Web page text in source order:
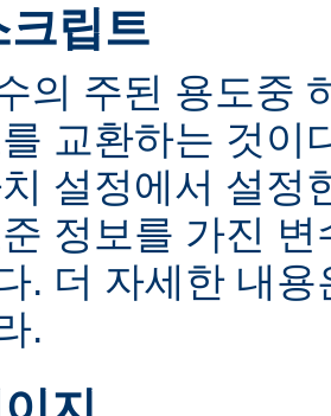
립트
의 주된 용도중
교환하는 것이
설정에서 설정
정보를 가진
. 더 자세한 내
.